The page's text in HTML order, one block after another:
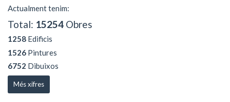
Actualment tenim:
Total: 15254 Obres
1258 Edificis
1526 Pintures
6752 Dibuixos
Més xifres